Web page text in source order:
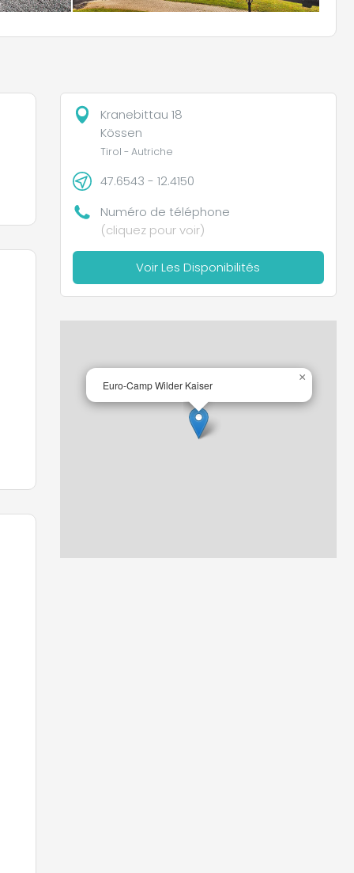
Kranebittau 18
Kössen
Tirol - Autriche
47.6543 - 12.4150
Numéro de téléphone
(cliquez pour voir)
Voir Les Disponibilités
Euro-Camp Wilder Kaiser
×